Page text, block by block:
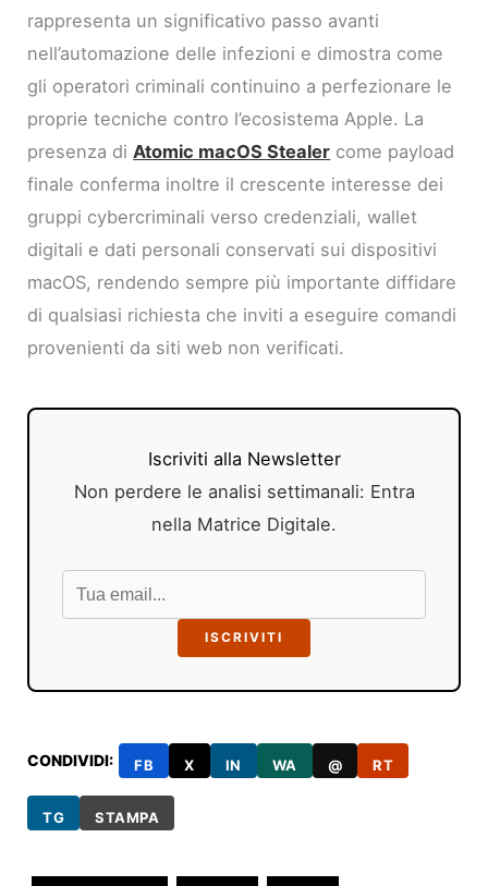
rappresenta un significativo passo avanti
nell’automazione delle infezioni e dimostra come
gli operatori criminali continuino a perfezionare le
proprie tecniche contro l’ecosistema Apple. La
presenza diAtomic macOS Stealer come payload
finale conferma inoltre il crescente interesse dei
gruppi cybercriminali verso credenziali, wallet
digitali e dati personali conservati sui dispositivi
macOS, rendendo sempre più importante diffidare
di qualsiasi richiesta che inviti a eseguire comandi
provenienti da siti web non verificati.
Iscriviti alla Newsletter
Non perdere le analisi settimanali: Entra
nella Matrice Digitale.
ISCRIVITI
CONDIVIDI: FB X IN WA @ RT
TG STAMPA